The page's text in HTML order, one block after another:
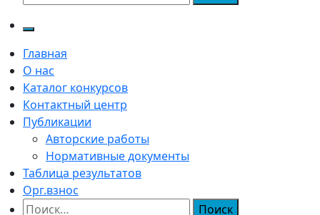
Главная
О нас
Каталог конкурсов
Контактный центр
Публикации
Авторские работы
Нормативные документы
Таблица результатов
Орг.взнос
Найти: